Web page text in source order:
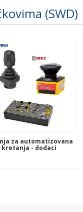
(SWD)
za automatizovana
kretanja - dodaci